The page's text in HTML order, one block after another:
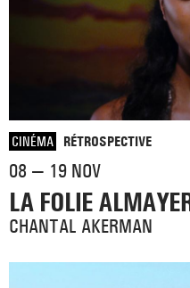
CINÉMA RÉTROSPECTIVE
08 — 19 NOV
LA FOLIE
CHANTAL AKERMAN